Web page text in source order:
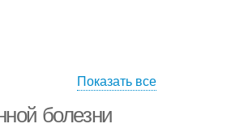
Показать все
болезни